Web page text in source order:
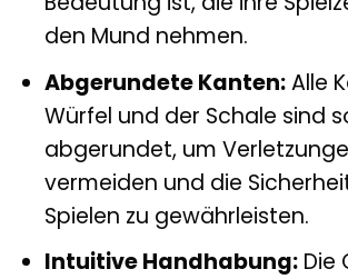
den Mund nehmen.
Abgerundete Kanten:Alle
Würfel und der Schale sind
abgerundet, um
vermeiden und die
Spielen zu gewährleisten.
Intuitive Handhabung:Die